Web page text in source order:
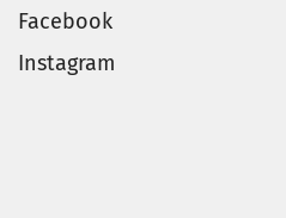
Facebook
Instagram